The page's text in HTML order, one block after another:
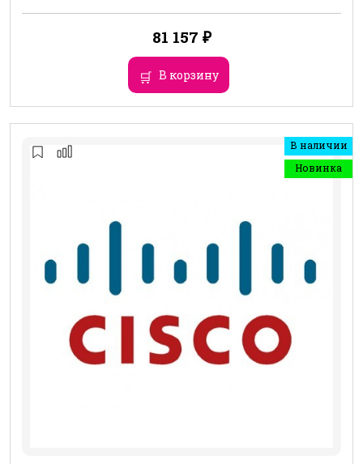
81 157 ₽
В корзину
В наличии
Новинка